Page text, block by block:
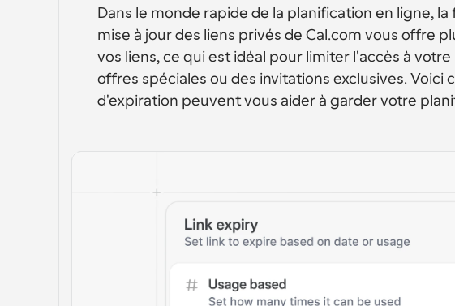
Dans le monde rapide de la planification en ligne,
mise à jour des liens privés de Cal.com vous offre
vos liens, ce qui est idéal pour limiter l'accès à
offres spéciales ou des invitations exclusives.
d'expiration peuvent vous aider à garder votre